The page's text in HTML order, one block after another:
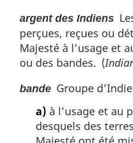
:
a
r
g
i
a
argent des Indiens
perçues, reçues ou
Majesté à l’usage et
ou des bandes. (
bande Groupe
a) à l’usage et au
desquels des